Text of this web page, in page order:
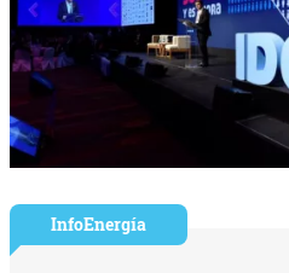
InfoEnergía